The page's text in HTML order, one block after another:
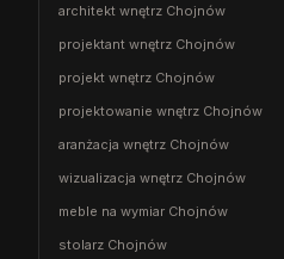
architekt wnętrz Chojnów
projektant wnętrz Chojnów
projekt wnętrz Chojnów
projektowanie wnętrz Chojnów
aranżacja wnętrz Chojnów
wizualizacja wnętrz Chojnów
meble na wymiar Chojnów
stolarz Chojnów